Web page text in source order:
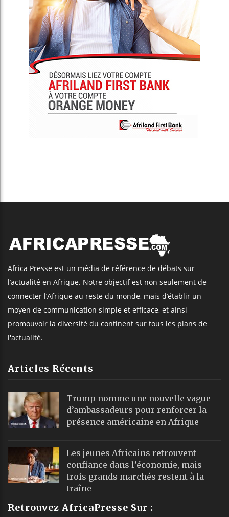
Africa Presse est un média de référence de débats sur
l’actualité en Afrique. Notre objectif est non seulement de
connecter l’Afrique au reste du monde, mais d’établir un
moyen de communication simple et efficace, et ainsi
promouvoir la diversité du continent sur tous les plans de
l'actualité.
Articles Récents
Trump nomme une nouvelle vague
d’ambassadeurs pour renforcer la
présence américaine en Afrique
Les jeunes Africains retrouvent
confiance dans l’économie, mais
trois grands marchés restent à la
traîne
Retrouvez AfricaPresse Sur :